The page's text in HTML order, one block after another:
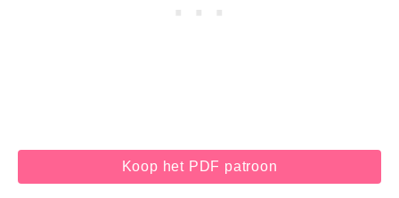
Koop het PDF patroon